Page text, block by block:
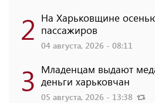
2 На Харьковщине
пассажиров
04 августа, 2026 - 08:11
3 Младенцам выдают
деньги харьковчан
05 августа, 2026 - 13:38